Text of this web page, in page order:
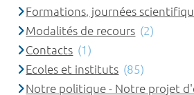
Formations, journées
Modalités de recours (2)
Contacts (1)
Ecoles et instituts (85)
Notre politique - Notre projet